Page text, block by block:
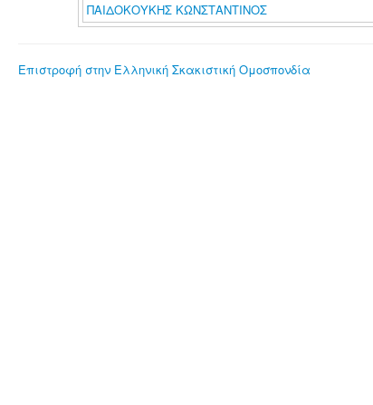
ΠΑΙΔΟΚΟΥΚΗΣ ΚΩΝΣΤΑΝΤΙΝΟΣ
Επιστροφή στην Ελληνική Σκακιστική Ομοσπονδία